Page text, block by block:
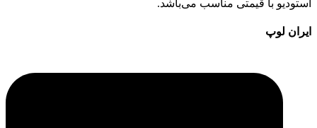
استودیو با قیمتی مناسب می‌باشد.
ایران لوپ